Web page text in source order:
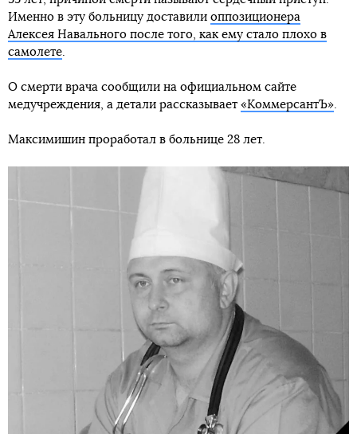
Именно в эту больницу доставили оппозиционера
Алексея Навального после того, как ему стало плохо в
самолете.
О смерти врача сообщили на официальном сайте
медучреждения, а детали рассказывает «КоммерсантЪ».
Максимишин проработал в больнице 28 лет.